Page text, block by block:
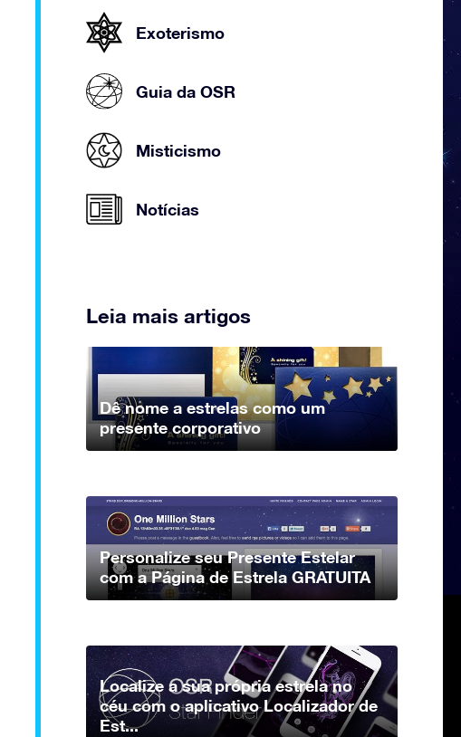
Exoterismo
Guia da OSR
Misticismo
Notícias
Leia mais artigos
Dê nome a estrelas como um
presente corporativo
Personalize seu Presente Estelar
com a Página de Estrela GRATUITA
Localize a sua própria estrela no
céu com o aplicativo Localizador de
Est...